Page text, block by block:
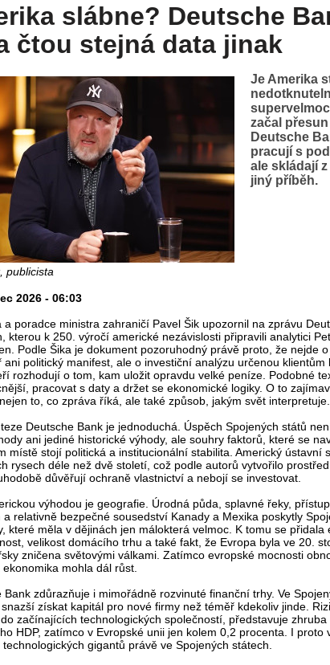
slábne? Deutsche
čtou stejná data jinak
Je Amerika
začal
Deutsche
pracují s
ale skládají
jiný příběh.
publicista
2026 - 06:03
a poradce ministra zahraničí Pavel Šik upozornil na zprávu
kterou k 250. výročí americké nezávislosti připravili analytici
Podle Šika je dokument pozoruhodný právě proto, že nejde
ani politický manifest, ale o investiční analýzu určenou klientům
rozhodují o tom, kam uložit opravdu velké peníze. Podobné
pracovat s daty a držet se ekonomické logiky. O to
to, co zpráva říká, ale také způsob, jakým svět interpretuje.
Deutsche Bank je jednoduchá. Úspěch Spojených států
ani jediné historické výhody, ale souhry faktorů, které se
místě stojí politická a institucionální stabilita. Americký ústavní
rysech déle než dvě století, což podle autorů vytvořilo
důvěřují ochraně vlastnictví a nebojí se investovat.
výhodou je geografie. Úrodná půda, splavné řeky,
a relativně bezpečné sousedství Kanady a Mexika poskytly
které měla v dějinách jen málokterá velmoc. K tomu se přidala
velikost domácího trhu a také fakt, že Evropa byla ve 20.
zničena světovými válkami. Zatímco evropské mocnosti
mohla dál růst.
Bank zdůrazňuje i mimořádně rozvinuté finanční trhy. Ve
získat kapitál pro nové firmy než téměř kdekoliv jinde.
začínajících technologických společností, představuje zhruba
HDP, zatímco v Evropské unii jen kolem 0,2 procenta. I proto
gigantů právě ve Spojených státech.